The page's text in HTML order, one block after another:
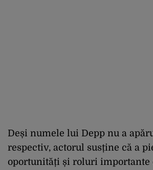
Deși numele lui Depp nu a
respectiv, actorul susține că a
oportunități și roluri importante